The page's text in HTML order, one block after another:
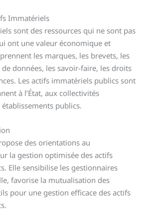
Immatériels
sont des ressources qui ne sont pas
ont une valeur économique et
les marques, les brevets, les
de données, les savoir-faire, les droits
Les actifs immatériels publics sont
à l’État, aux collectivités
publics.
des orientations au
la gestion optimisée des actifs
Elle sensibilise les gestionnaires
favorise la mutualisation des
pour une gestion efficace des actifs